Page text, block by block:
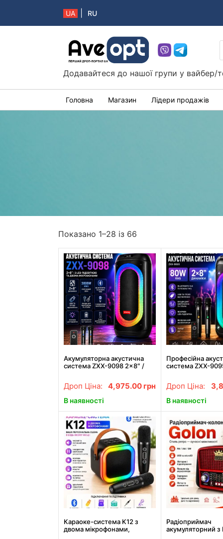
UA RU
Aveopt – оптова дропшипінг платформа в
Додавайтеся до нашої групи у вайбер/
Головна Магазин Лідери продажів
Показано 1–28 із 66
Акумуляторна акустична
система ZXX-9098 2×8″ /
бездротових мікрофона
Дроп Ціна: 4,975.00 грн
В наявності
Професійна
система ZXX-
Дроп Ціна:
В наявності
Караоке-система K12 з
двома мікрофонами,
Радіоприймач
акумуляторний